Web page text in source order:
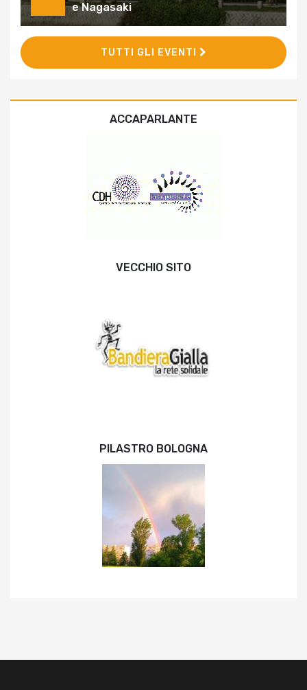
e Nagasaki
TUTTI GLI EVENTI
ACCAPARLANTE
VECCHIO SITO
PILASTRO BOLOGNA